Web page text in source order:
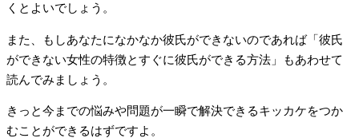
くとよいでしょう。
また、もしあなたになかなか彼氏ができないのであれば「彼氏
ができない女性の特徴とすぐに彼氏ができる方法」もあわせて
読んでみましょう。
きっと今までの悩みや問題が一瞬で解決できるキッカケをつか
むことができるはずですよ。